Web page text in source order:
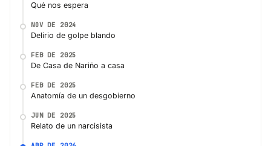
Qué nos espera
NOV DE 2024
Delirio de golpe blando
FEB DE 2025
De Casa de Nariño a casa
FEB DE 2025
Anatomía de un desgobierno
JUN DE 2025
Relato de un narcisista